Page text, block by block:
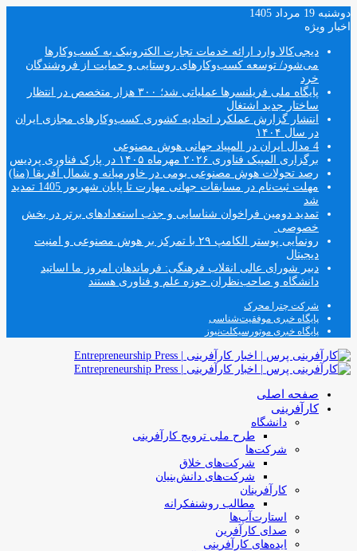
دوشنبه 19 مرداد 1405
اخبار ویژه
دیجی‌کالا وارد ارائه خدمات تجارت الکترونیک به کسب‌وکارها
می‌شود/ توسعه کسب‌وکارهای روستایی و حمایت از فروشندگان
خرد
پایگاه ملی فریلنسرها عملیاتی شد؛ ۳۰۰ هزار متخصص در انتظار
ساختار جدید اشتغال
انتشار گزارش عملکرد اتحادیه کشوری کسب‌وکارهای مجازی ایران
در سال ۱۴۰۴
4 مدال ایران در المپیاد جهانی هوش مصنوعی
برگزاری المپیک فناوری ۲۰۲۶ مهرماه ۱۴۰۵ در پارک فناوری پردیس
رصد تحولات هوش مصنوعی بومی در خاورمیانه و شمال آفریقا (منا)
مهلت ثبت‌نام در مسابقات جهانی مهارت تا پایان شهریور 1405 تمدید
شد
تمدید دومین فراخوان شناسایی و جذب استعدادهای برتر در بخش
خصوصی
رونمایی پوستر الکامپ ۲۹ با تمرکز بر هوش مصنوعی و امنیت
دیجیتال
دبیر شورای عالی انقلاب فرهنگی: فرماندهان امروز ما اساتید
دانشگاه و صاحب‌نظران حوزه علم و فناوری هستند
شرکت چترا محرک
پایگاه خبری موفقیت‌شناسی
پایگاه خبری موتورسیکلت‌نیوز
صفحه اصلی
کارآفرینی
دانشگاه
طرح ملی ترویج کارآفرینی
شرکت‌ها
شرکت‌های خلاق
شرکت‌های دانش‌بنیان
کارآفرینان
مطالب روشنفکرانه
استارت‌آپ‌ها
صدای کارآفرین
ایده‌های کارآفرینی